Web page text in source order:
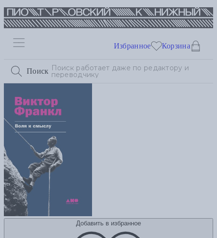
Поиск
Избранное Корзина
Добавить в избранное